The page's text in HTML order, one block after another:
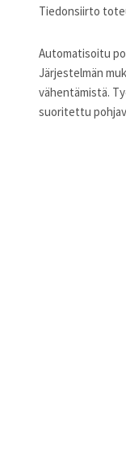
Tiedonsiirto
Automatisoitu
Järjestelmän
vähentämistä.
suoritettu